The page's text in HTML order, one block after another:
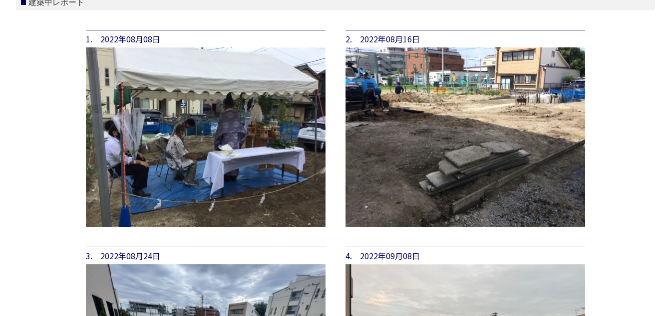
建築中レポート
1. 2022年08月08日 2. 2022年08月16日
3. 2022年08月24日 4. 2022年09月08日